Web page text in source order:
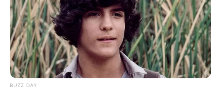
BUZZ DAY